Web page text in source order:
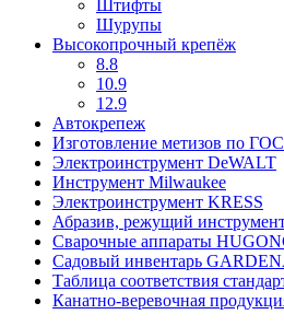
Штифты
Шурупы
Высокопрочный крепёж
8.8
10.9
12.9
Автокрепеж
Изготовление метизов по
Электроинструмент DeWALT
Инструмент Milwaukee
Электроинструмент KRESS
Абразив, режущий
Сварочные аппараты
Садовый инвентарь
Таблица соответствия
Канатно-веревочная